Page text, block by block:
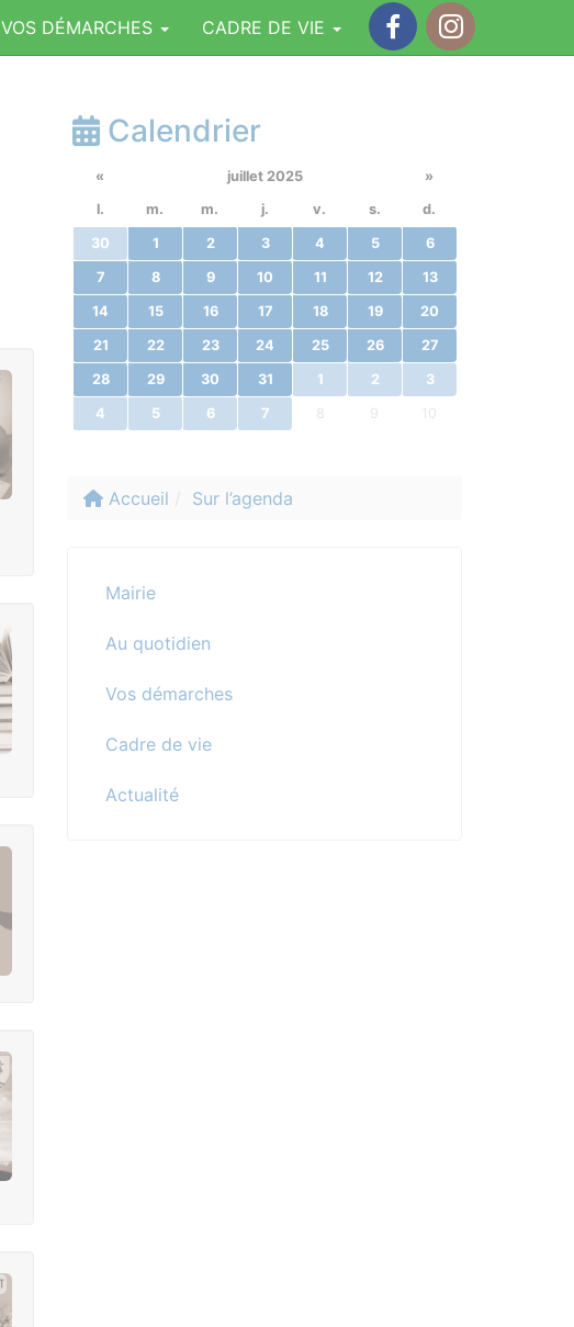
VOS DÉMARCHES
CADRE DE VIE
Calendrier
« juillet 2025
»
l.
m. m. j. v. s. d.
30 1 2 3 4 5 6
7 8 9 10 11 12 13
14 15 16 17 18 19 20
21 22 23 24 25 26 27
28 29 30 31 1 2 3
4 5 6 7 8 9 10
Accueil Sur l’agenda
Mairie
Au quotidien
Vos démarches
Cadre de vie
Actualité